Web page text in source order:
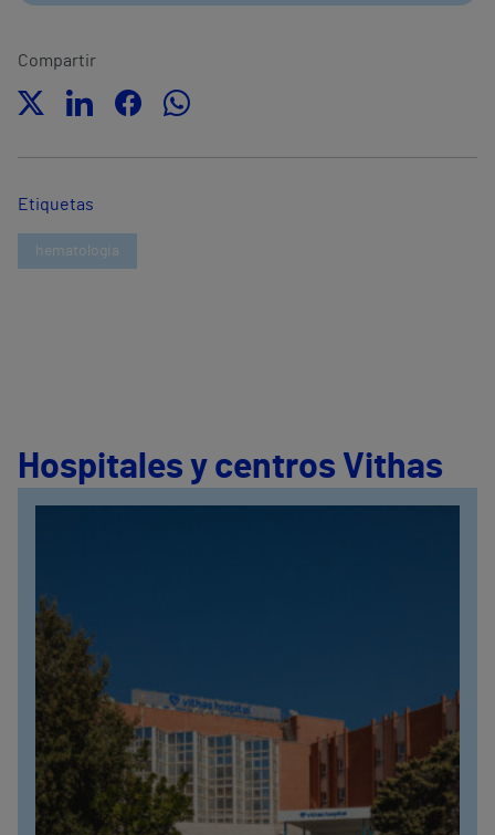
Compartir
Etiquetas
hematologia
Hospitales y centros Vithas